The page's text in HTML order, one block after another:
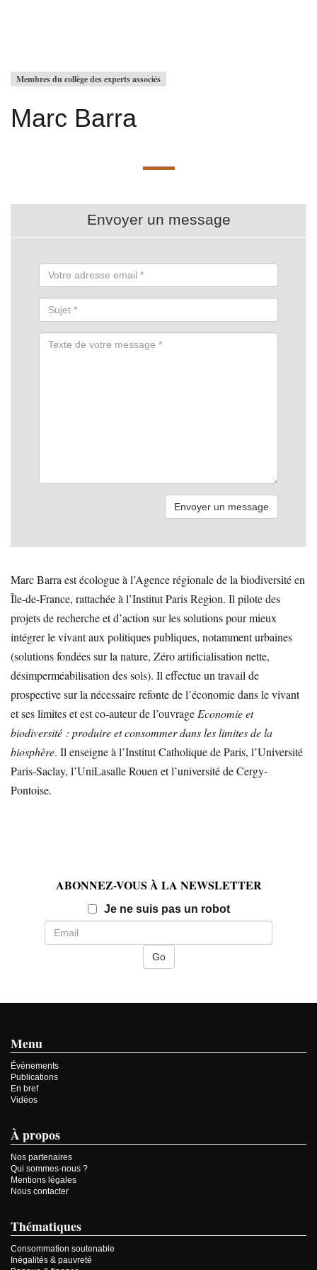
Membres du collège des experts associés
Marc Barra
Envoyer un message
Marc Barra est écologue à l’Agence régionale de la biodiversité en
Île-de-France, rattachée à l’Institut Paris Region. Il pilote des
projets de recherche et d’action sur les solutions pour mieux
intégrer le vivant aux politiques publiques, notamment urbaines
(solutions fondées sur la nature, Zéro artificialisation nette,
désimperméabilisation des sols). Il effectue un travail de
prospective sur la nécessaire refonte de l’économie dans le vivant
et ses limites et est co-auteur de l’ouvrage Economie et
biodiversité : produire et consommer dans les limites de la
biosphère. Il enseigne à l’Institut Catholique de Paris, l’Université
Paris-Saclay, l’UniLasalle Rouen et l’université de Cergy-
Pontoise.
ABONNEZ-VOUS À LA NEWSLETTER
Je ne suis pas un robotEmail
Menu
Événements
Publications
En bref
Vidéos
À propos
Nos partenaires
Qui sommes-nous ?
Mentions légales
Nous contacter
Thématiques
Consommation soutenable
Inégalités & pauvreté